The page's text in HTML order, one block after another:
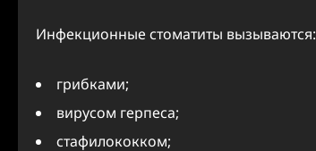
Инфекционные стоматиты вызываются:
грибками;
вирусом герпеса;
стафилококком;